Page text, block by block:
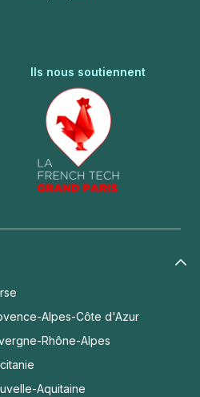
Ils nous soutiennent
Alpes-Côte d'Azur
Rhône-Alpes
Aquitaine